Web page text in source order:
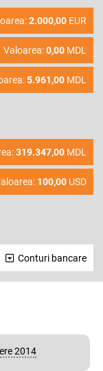
2.000,00 EUR
Valoarea:0,00 MDL
5.961,00 MDL
319.347,00 MDL
100,00 USD
Conturi bancare
2014